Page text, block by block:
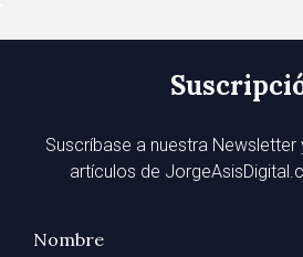
Suscríbase a nuestra
artículos de